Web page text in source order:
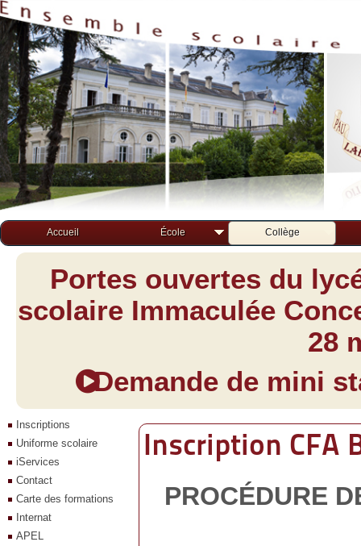
Accueil École Collège
Portes ouvertes du
scolaire Immaculée
28
Demande de mini
Inscriptions
Uniforme scolaire
iServices
Contact
Carte des formations
Internat
APEL
Inscription CFA
PROCÉDURE